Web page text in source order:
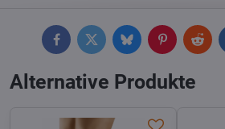
FacebookTwitterBlueskyPinterest
Alternative Produkte